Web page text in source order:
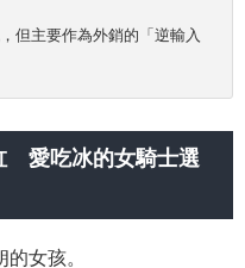
但主要作為外銷的「逆輸入
愛吃冰的女騎士選
女孩。